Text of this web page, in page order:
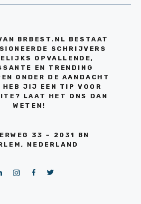
BRBEST.NL BESTAAT
SCHRIJVERS
OPVALLENDE,
EN TRENDING
ONDER DE AANDACHT
HEB JIJ EEN TIP VOOR
LAAT HET ONS DAN
WETEN!
33 - 2031 BN
NEDERLAND